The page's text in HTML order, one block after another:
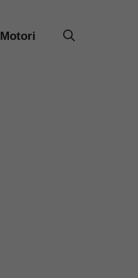
Motori